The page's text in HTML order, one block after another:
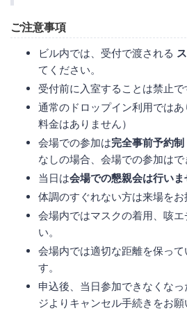
ご注意事項
ビル内では、受付で渡される
てください。
受付前に入室することは禁止で
通常のドロップイン利用では
料金はありません）
会場での参加は完全事前予約制
なしの場合、会場での参加はで
当日は会場での懇親会は行いま
体調のすぐれない方は来場をお
会場内ではマスクの着用、咳
い。
会場内では適切な距離を保っ
す。
申込後、当日参加できなくな
ジよりキャンセル手続きをお願